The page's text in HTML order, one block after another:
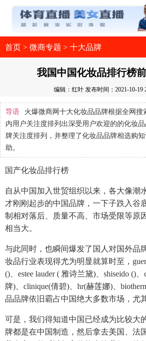
首页 > 微商专题 > 十大品牌
我国中国化妆品排行榜
编辑：红叶 发布时间：2021-10-19
导语
火爆微商网十大化妆品品牌根据全网搜
内用户关注度排列出深受用户欢迎的的化妆
牌关注度排列，并整理了化妆品品牌相选购
助。
国产化妆品排行榜
自从中国加入世贸组织以来，各大像潮
才刚刚起步的中国品牌，一下子跌入谷
制相对落后、质量不高、市场受限等原
相当大。
与此同时，也瞬间爆发了国人对国外品
妆品行业表现得尤为明显就算时至，
()、estee lauder ( 雅诗兰黛)、shiseido ()
牌)、clinique(倩碧)、hr(赫莲娜)、
品品牌依旧霸占中国绝大多数市场，尤
可是，我们得知道中国已经成为比较大
牌都是在中国制造，然后拿去美国、法